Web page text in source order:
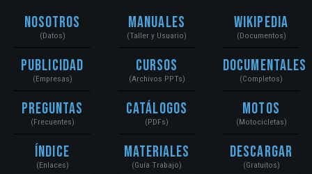
Nosotros
(Datos)
Publicidad
(Empresas)
Preguntas
(Frecuentes)
Índice
(Enlaces)
Manuales
(Taller y Usuario)
Cursos
(Archivos PPTs)
Catálogos
(PDFs)
Materiales
(Guía Trabajo)
Wikipedia
(Documentos)
Documentales
(Completos)
Motos
(Motocicletas)
Descargar
(Gratuitos)